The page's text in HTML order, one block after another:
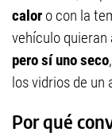
calor o con la
vehículo quieran
pero sí uno seco
los vidrios de un
Por qué